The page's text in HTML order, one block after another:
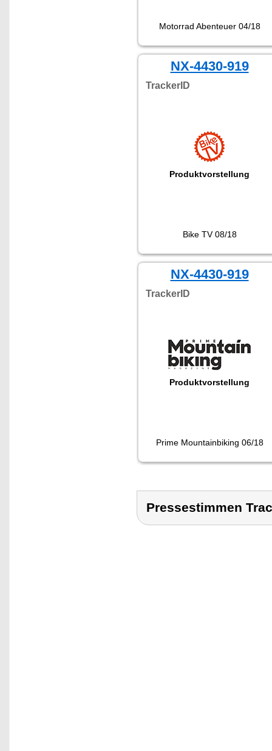
Motorrad Abenteuer 04/18
NX-4430-919
TrackerID
Produktvorstellung
Bike TV 08/18
NX-4430-919
TrackerID
Produktvorstellung
Prime Mountainbiking 06/18
Pressestimmen